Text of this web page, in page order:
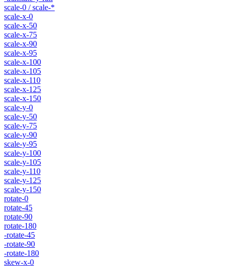
scale-0 / scale-*
scale-x-0
scale-x-50
scale-x-75
scale-x-90
scale-x-95
scale-x-100
scale-x-105
scale-x-110
scale-x-125
scale-x-150
scale-y-0
scale-y-50
scale-y-75
scale-y-90
scale-y-95
scale-y-100
scale-y-105
scale-y-110
scale-y-125
scale-y-150
rotate-0
rotate-45
rotate-90
rotate-180
-rotate-45
-rotate-90
-rotate-180
skew-x-0